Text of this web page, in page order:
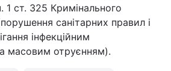
1 ст. 325 Кримінального
санітарних правил і
інфекційним
масовим отруєнням).